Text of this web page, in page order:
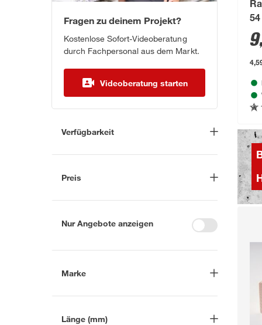
Fragen zu deinem Projekt?
Kostenlose Sofort-Videoberatung
durch Fachpersonal aus dem Markt.
Videoberatung starten
Verfügbarkeit
Lieferung nach Hause (319)
bestellbar (760)
Preis
Nur Angebote anzeigen
Marke
Länge (mm)
9